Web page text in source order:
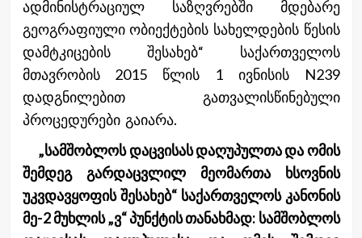
ადმინისტრაციულ საზღვრებში მდებარე
გეოგრაფიული ობიექტების სახელდების წესის
დამტკიცების შესახებ“ საქართველოს
მთავრობის 2015 წლის 1 ივნისის N239
დადგნილებით გათვალისწინებული
პროცედურები გაიარა.
„სამშობლოს დაცვისას დაღუპულთა და ომის
შემდეგ გარდაცვლილ მეომართა ხსოვნის
უკვდავყოფის შესახებ“ საქართველოს კანონის
მე-2 მუხლის „ვ“ პუნქტის თანახმად: სამშობლოს